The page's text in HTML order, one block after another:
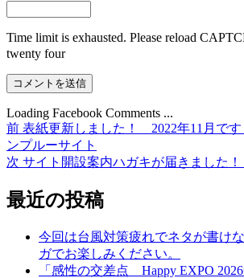
Time limit is exhausted. Please reload
twenty four
Loading Facebook Comments ...
投
稿
ビ
前 前
の
投
表紙更新しました！ 2022年11月で
ンプルーサイト
次 次
投
稿:
サイト開設案内ハガキが届きました！
最近の投稿
今回は台風対策疲れでネタが書け
ガでお楽しみください。
「感性の交差点 Happy EXPO